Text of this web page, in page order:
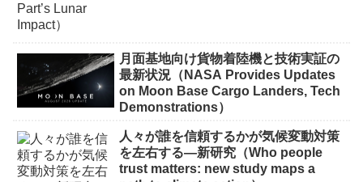
月面基地向け貨物着陸機と技術実証の
最新状況（NASA Provides Updates
on Moon Base Cargo Landers, Tech
Demonstrations）
人々が誰を信頼するかが気候変動対策
を左右する―新研究（Who people
trust matters: new study maps a